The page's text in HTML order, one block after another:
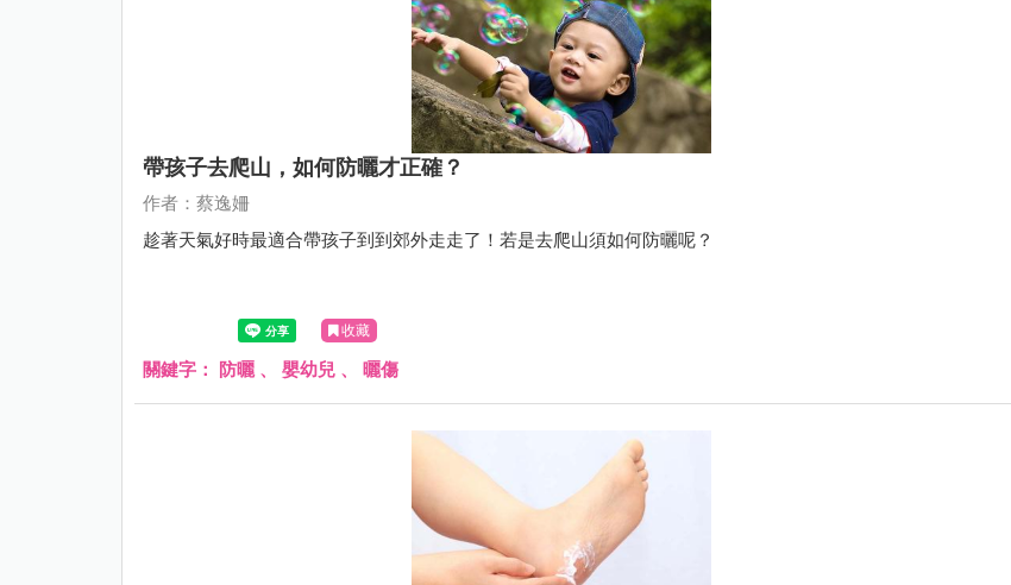
帶孩子去爬山，如何防曬才正確？
作者：蔡逸姍
趁著天氣好時最適合帶孩子到到郊外走走了！若是去爬山須如何防曬呢？
收藏
關鍵字： 防曬、 嬰幼兒 、 曬傷